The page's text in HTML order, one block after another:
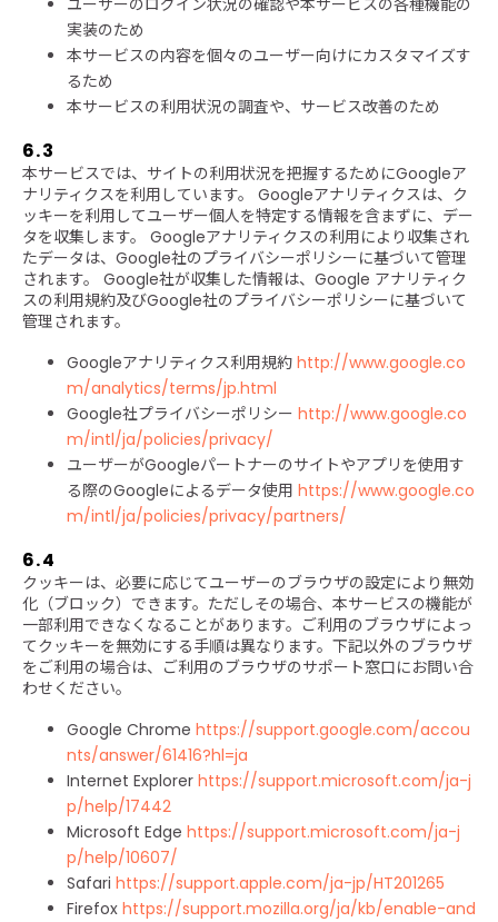
ユーザーのログイン状況の確認や本サービスの各種機能の
実装のため
本サービスの内容を個々のユーザー向けにカスタマイズす
るため
本サービスの利用状況の調査や、サービス改善のため
6.3
本サービスでは、サイトの利用状況を把握するためにGoogleア
ナリティクスを利用しています。 Googleアナリティクスは、ク
ッキーを利用してユーザー個人を特定する情報を含まずに、デー
タを収集します。 Googleアナリティクスの利用により収集され
たデータは、Google社のプライバシーポリシーに基づいて管理
されます。 Google社が収集した情報は、Google アナリティク
スの利用規約及びGoogle社のプライバシーポリシーに基づいて
管理されます。
Googleアナリティクス利用規約 http://www.google.co
m/analytics/terms/jp.html
Google社プライバシーポリシー http://www.google.co
m/intl/ja/policies/privacy/
ユーザーがGoogleパートナーのサイトやアプリを使用す
る際のGoogleによるデータ使用 https://www.google.co
m/intl/ja/policies/privacy/partners/
6.4
クッキーは、必要に応じてユーザーのブラウザの設定により無効
化（ブロック）できます。ただしその場合、本サービスの機能が
一部利用できなくなることがあります。ご利用のブラウザによっ
てクッキーを無効にする手順は異なります。下記以外のブラウザ
をご利用の場合は、ご利用のブラウザのサポート窓口にお問い合
わせください。
Google Chrome https://support.google.com/accou
nts/answer/61416?hl=ja
Internet Explorer https://support.microsoft.com/ja-j
p/help/17442
Microsoft Edge https://support.microsoft.com/ja-j
p/help/10607/
Safari https://support.apple.com/ja-jp/HT201265
Firefox https://support.mozilla.org/ja/kb/enable-and